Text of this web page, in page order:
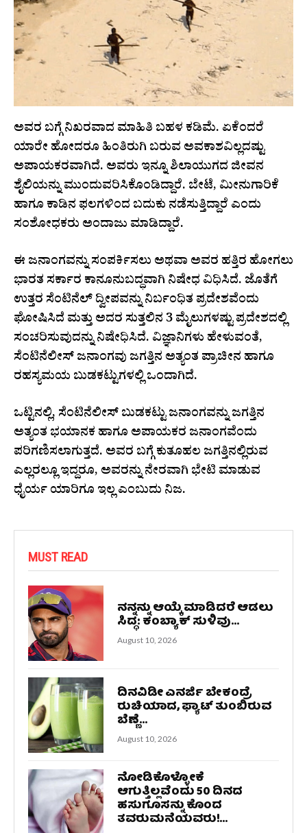
ಅವರ ಬಗ್ಗೆ ನಿಖರವಾದ ಮಾಹಿತಿ ಬಹಳ ಕಡಿಮೆ. ಏಕೆಂದರೆ
ಯಾರೇ ಹೋದರೂ ಹಿಂತಿರುಗಿ ಬರುವ ಅವಕಾಶವಿಲ್ಲದಷ್ಟು
ಅಪಾಯಕರವಾಗಿದೆ. ಅವರು ಇನ್ನೂ ಶಿಲಾಯುಗದ ಜೀವನ
ಶೈಲಿಯನ್ನು ಮುಂದುವರಿಸಿಕೊಂಡಿದ್ದಾರೆ. ಬೇಟೆ, ಮೀನುಗಾರಿಕೆ
ಹಾಗೂ ಕಾಡಿನ ಫಲಗಳಿಂದ ಬದುಕು ನಡೆಸುತ್ತಿದ್ದಾರೆ ಎಂದು
ಸಂಶೋಧಕರು ಅಂದಾಜು ಮಾಡಿದ್ದಾರೆ.
ಈ ಜನಾಂಗವನ್ನು ಸಂಪರ್ಕಿಸಲು ಅಥವಾ ಅವರ ಹತ್ತಿರ ಹೋಗಲು
ಭಾರತ ಸರ್ಕಾರ ಕಾನೂನುಬದ್ಧವಾಗಿ ನಿಷೇಧ ವಿಧಿಸಿದೆ. ಜೊತೆಗೆ
ಉತ್ತರ ಸೆಂಟಿನೆಲ್ ದ್ವೀಪವನ್ನು ನಿರ್ಬಂಧಿತ ಪ್ರದೇಶವೆಂದು
ಘೋಷಿಸಿದೆ ಮತ್ತು ಅದರ ಸುತ್ತಲಿನ 3 ಮೈಲುಗಳಷ್ಟು ಪ್ರದೇಶದಲ್ಲಿ
ಸಂಚರಿಸುವುದನ್ನು ನಿಷೇಧಿಸಿದೆ. ವಿಜ್ಞಾನಿಗಳು ಹೇಳುವಂತೆ,
ಸೆಂಟಿನೆಲೀಸ್ ಜನಾಂಗವು ಜಗತ್ತಿನ ಅತ್ಯಂತ ಪ್ರಾಚೀನ ಹಾಗೂ
ರಹಸ್ಯಮಯ ಬುಡಕಟ್ಟುಗಳಲ್ಲಿ ಒಂದಾಗಿದೆ.
ಒಟ್ಟಿನಲ್ಲಿ, ಸೆಂಟಿನೆಲೀಸ್ ಬುಡಕಟ್ಟು ಜನಾಂಗವನ್ನು ಜಗತ್ತಿನ
ಅತ್ಯಂತ ಭಯಾನಕ ಹಾಗೂ ಅಪಾಯಕರ ಜನಾಂಗವೆಂದು
ಪರಿಗಣಿಸಲಾಗುತ್ತದೆ. ಅವರ ಬಗ್ಗೆ ಕುತೂಹಲ ಜಗತ್ತಿನಲ್ಲಿರುವ
ಎಲ್ಲರಲ್ಲೂ ಇದ್ದರೂ, ಅವರನ್ನು ನೇರವಾಗಿ ಭೇಟಿ ಮಾಡುವ
ಧೈರ್ಯ ಯಾರಿಗೂ ಇಲ್ಲ ಎಂಬುದು ನಿಜ.
MUST READ
ನನ್ನನ್ನು ಆಯ್ಕೆ ಮಾಡಿದರೆ ಆಡಲು
ಸಿದ್ಧ: ಕಂಬ್ಯಾಕ್ ಸುಳಿವು...
August 10, 2026
ದಿನವಿಡೀ ಎನರ್ಜಿ ಬೇಕಂದ್ರೆ
ರುಚಿಯಾದ, ಫ್ಯಾಟ್‌ ತುಂಬಿರುವ
ಬೆಣ್ಣೆ...
August 10, 2026
ನೋಡಿಕೊಳ್ಳೋಕೆ
ಆಗುತ್ತಿಲ್ಲವೆಂದು 50 ದಿನದ
ಹಸುಗೂಸನ್ನು ಕೊಂದ
ತವರುಮನೆಯವರು!...